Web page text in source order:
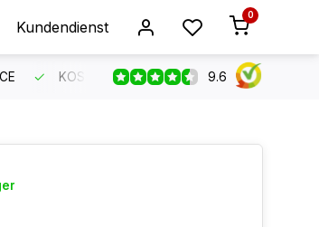
Kundendienst
0
KOSTENLOSER VERSAND AB 150 €
9.6